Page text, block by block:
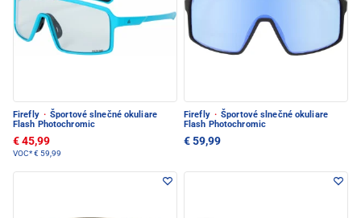
Firefly · Športové slnečné okuliare
Flash Photochromic
€ 45,99
VOC*€ 59,99
Firefly · Športové slnečné okuliare
Flash Photochromic
€ 59,99